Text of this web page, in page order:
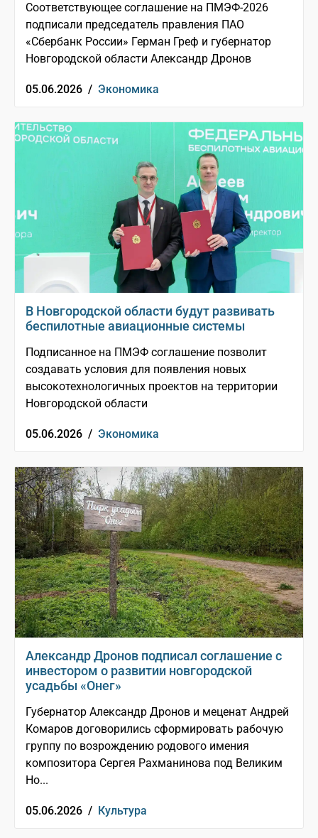
Соответствующее соглашение на ПМЭФ-2026
подписали председатель правления ПАО
«Сбербанк России» Герман Греф и губернатор
Новгородской области Александр Дронов
05.06.2026 / Экономика
В Новгородской области будут развивать
беспилотные авиационные системы
Подписанное на ПМЭФ соглашение позволит
создавать условия для появления новых
высокотехнологичных проектов на территории
Новгородской области
05.06.2026 / Экономика
Александр Дронов подписал соглашение с
инвестором о развитии новгородской
усадьбы «Онег»
Губернатор Александр Дронов и меценат Андрей
Комаров договорились сформировать рабочую
группу по возрождению родового имения
композитора Сергея Рахманинова под Великим
Но...
05.06.2026 / Культура